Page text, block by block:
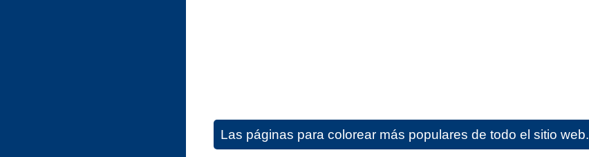
Las páginas para colorear más populares de todo el sitio web.